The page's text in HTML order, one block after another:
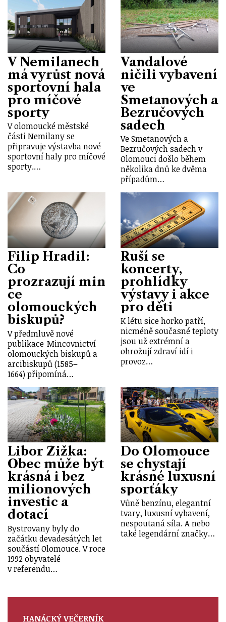
V Nemilanech
má vyrůst nová
sportovní hala
pro míčové
sporty
V olomoucké městské
části Nemilany se
připravuje výstavba nové
sportovní haly pro míčové
sporty.…
Vandalové
ničili vybavení
ve
Smetanových a
Bezručových
sadech
Ve Smetanových a
Bezručových sadech v
Olomouci došlo během
několika dnů ke dvěma
případům…
Filip Hradil:
Co
prozrazují min
ce
olomouckých
biskupů?
V předmluvě nové
publikace Mincovnictví
olomouckých biskupů a
arcibiskupů (1585–
1664) připomíná…
Ruší se
koncerty,
prohlídky
výstavy i akce
pro děti
K létu sice horko patří,
nicméně současné teploty
jsou už extrémní a
ohrožují zdraví idí i
provoz…
Libor Žižka:
Obec může být
krásná i bez
milionových
investic a
dotací
Bystrovany byly do
začátku devadesátých let
součástí Olomouce. V roce
1992 obyvatelé
v referendu…
Do Olomouce
se chystají
krásné luxusní
sporťáky
Vůně benzínu, elegantní
tvary, luxusní vybavení,
nespoutaná síla. A nebo
také legendární značky…
HANÁCKÝ VEČERNÍK